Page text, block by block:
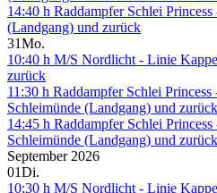
14:40 h Raddampfer Schlei
(Landgang) und zurück
31Mo.
10:40 h M/S Nordlicht - Linie
zurück
11:30 h Raddampfer Schlei
Schleimünde (Landgang) und zurück
14:45 h Raddampfer Schlei
Schleimünde (Landgang) und zurück
September 2026
01Di.
10:30 h M/S Nordlicht - Linie